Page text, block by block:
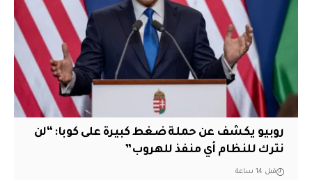
روبيو يكشف عن حملة ضغط كبيرة على كوبا: “لن
نترك للنظام أي منفذ للهروب”
قبل 14 ساعة